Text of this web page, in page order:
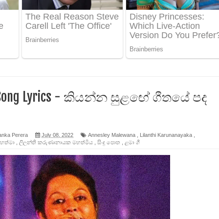
පෙළ
ලියන්න ගීතයේ පද පෙළ
Song Lyrics - කියන්න සුළඟේ ගීතයේ පද
Perera July 08, 2022 Annesley Malewana Lilanthi Karunanayaka
ලිලන්ති කරුණානායක මහත්මිය සිංදු පොත ළමා ගී